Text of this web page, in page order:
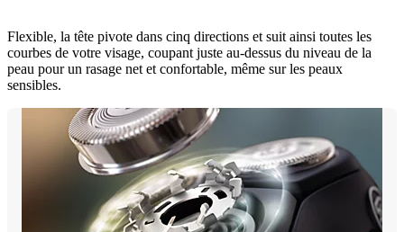
Flexible, la tête pivote dans cinq directions et suit ainsi toutes les
courbes de votre visage, coupant juste au-dessus du niveau de la
peau pour un rasage net et confortable, même sur les peaux
sensibles.